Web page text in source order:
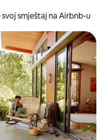
smještaj na Airbnb-u